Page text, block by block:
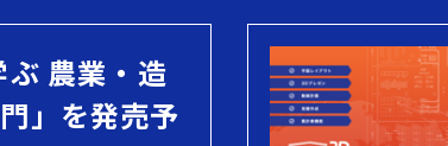
ぶ 農業・造
」を発売予